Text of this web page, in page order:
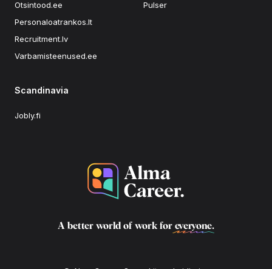
Otsintood.ee
Personaloatrankos.lt
Recruitment.lv
Varbamisteenused.ee
Pulser
Scandinavia
Jobly.fi
A better world of work for everyone.